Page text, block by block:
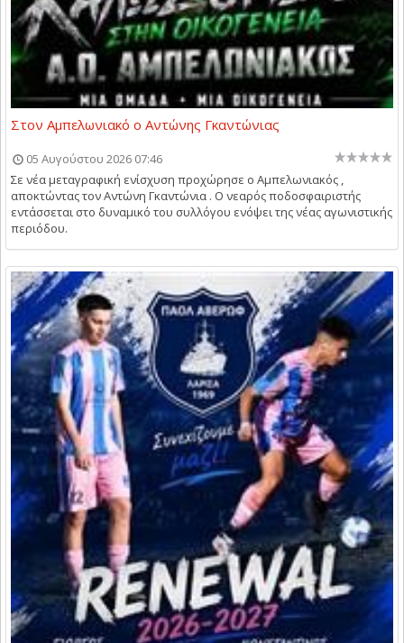
Στον Αμπελωνιακό ο Αντώνης Γκαντώνιας
05 Αυγούστου 2026 07:46
Σε νέα μεταγραφική ενίσχυση προχώρησε ο Αμπελωνιακός ,
αποκτώντας τον Αντώνη Γκαντώνια . Ο νεαρός ποδοσφαιριστής
εντάσσεται στο δυναμικό του συλλόγου ενόψει της νέας αγωνιστικής
περιόδου.